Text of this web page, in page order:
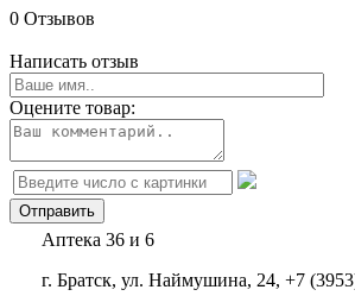
0 Отзывов
Написать отзыв
Оцените товар:
Аптека 36 и 6
г. Братск, ул. Наймушина, 24, +7